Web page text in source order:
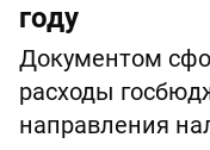
году
Документом
расходы
направления